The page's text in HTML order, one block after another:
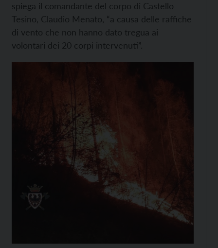
spiega il comandante del corpo di Castello
Tesino, Claudio Menato, “a causa delle raffiche
di vento che non hanno dato tregua ai
volontari dei 20 corpi intervenuti”.